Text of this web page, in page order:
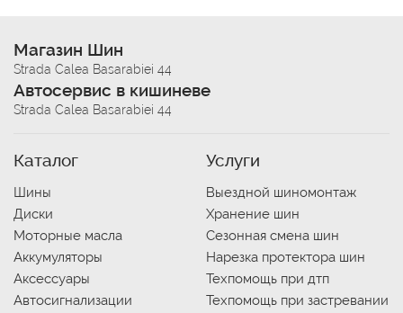
Магазин Шин
Strada Calea Basarabiei 44
Автосервис в кишиневе
Strada Calea Basarabiei 44
Каталог
Шины
Диски
Моторные масла
Аккумуляторы
Аксессуары
Автосигнализации
Услуги
Выездной шиномонтаж
Хранение шин
Сезонная смена шин
Нарезка протектора шин
Техпомощь при дтп
Техпомощь при застревании